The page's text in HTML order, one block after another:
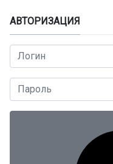
АВТОРИЗАЦИЯ